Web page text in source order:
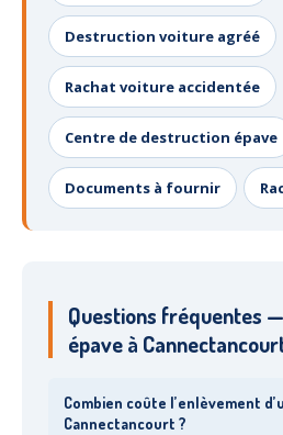
Destruction voiture agréé
Rachat voiture accidentée
Centre de destruction épave
Documents à fournir
Questions fréquentes
épave à
Combien coûte l’enlèvement
Cannectancourt ?